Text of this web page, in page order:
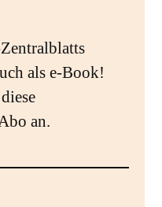
als e-Book!
an.